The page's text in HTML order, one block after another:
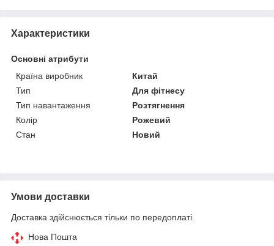
Характеристики
Основні атрибути
Країна виробник
Китай
Тип
Для фітнесу
Тип навантаження
Розтягнення
Колір
Рожевий
Стан
Новий
Умови доставки
Доставка здійснюється тільки по передоплаті.
Нова Пошта